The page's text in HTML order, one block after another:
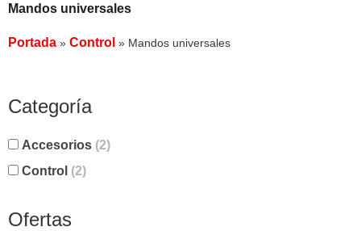
Mandos universales
Portada » Control » Mandos universales
Categoría
Accesorios (2)
Control (2)
Ofertas